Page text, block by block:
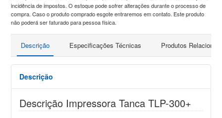
incidência de impostos. O estoque pode sofrer alterações durante o processo de
compra. Caso o produto comprado esgote entraremos em contato. Este produto
não poderá ser faturado para pessoa física.
Descrição Especificações Técnicas Produtos
Descrição
Descrição Impressora Tanca TLP-300+